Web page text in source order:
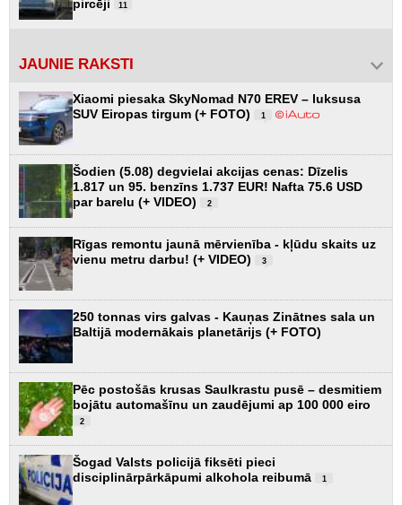
pircēji 11
JAUNIE RAKSTI
Xiaomi piesaka SkyNomad N70 EREV – luksusa
SUV Eiropas tirgum (+ FOTO)
1
Šodien (5.08) degvielai akcijas cenas: Dīzelis
1.817 un 95. benzīns 1.737 EUR! Nafta 75.6 USD
par barelu (+ VIDEO)
2
Rīgas remontu jaunā mērvienība - kļūdu skaits uz
vienu metru darbu! (+ VIDEO)
3
250 tonnas virs galvas - Kauņas Zinātnes sala un
Baltijā modernākais planetārijs (+ FOTO)
Pēc postošās krusas Saulkrastu pusē – desmitiem
bojātu automašīnu un zaudējumi ap 100 000 eiro
2
Šogad Valsts policijā fiksēti pieci
disciplinārpārkāpumi alkohola reibumā
1